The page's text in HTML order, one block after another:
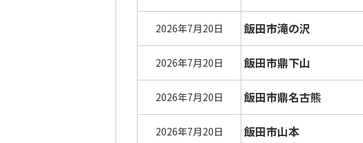
2026年7月20日 飯田市滝の沢
2026年7月20日 飯田市鼎下山
2026年7月20日 飯田市鼎名古熊
2026年7月20日 飯田市山本